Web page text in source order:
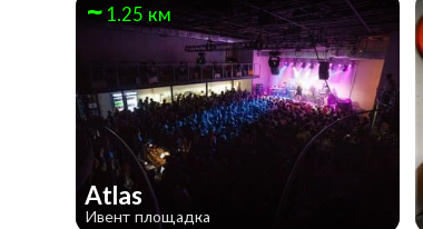
1.25 км
Atlas
Ивент площадка